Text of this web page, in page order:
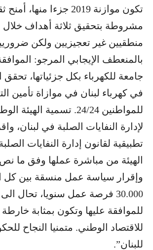
تكون موازنة 2019 جزءا
مشروطة بتحقيق ثلاثة أهداف خلال
منطقيين غير تعجيزيين ولكن
بالمنعطف الإيجابي المرجو:
جامعة للكهرباء بكل جزئياتها، تحقق
في كهرباء لبنان في موازاة تأمين
للمواطنين 24/24. تسمية
لإدارة النفايات الصلبة في لبنان،
تطبيقية لقانون إدارة النفايات
الهيئة من مباشرة عملها وفق ما نص
وإقرار سياسة عمل منسقة بين كل
30.000 فرصة عمل سنويا، تحال
للموافقة عليها وتكون بمثابة
للاقتصاد الوطني. متمنيا النجاح
للبنان”.